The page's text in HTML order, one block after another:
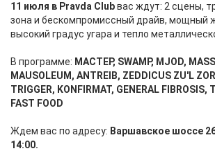
11 июля в Pravda Clubвас ждут: 2 сцены,
зона и бескомпромиссный драйв, мощный
высокий градус угара и тепло
В программе: МАСТЕР, SWAMP, MJOD,
MAUSOLEUM, ANTREIB, ZEDDICUS ZU'L
TRIGGER, KONFIRMAT, GENERAL FIBROSIS,
FAST FOOD
Ждем вас по адресу: Варшавское шоссе
14:00.